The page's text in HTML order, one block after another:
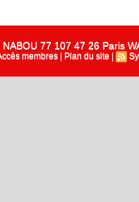
77 107 47 26 Paris
membres Plan du site